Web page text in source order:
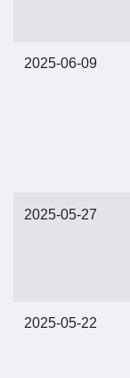
2025-06-09
2025-05-27
2025-05-22